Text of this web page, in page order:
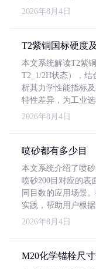
2026年8月4日
T2紫铜国标硬度
本文系统解读T2紫
T2_1/2H状态），结
析其力学性能指标
特性差异，为工业选
2026年8月4日
喷砂都有多少目
本文系统介绍了喷
喷砂200目对应的表
同目数的应用场景
实践，帮助用户根
2026年8月4日
M20化学锚栓尺